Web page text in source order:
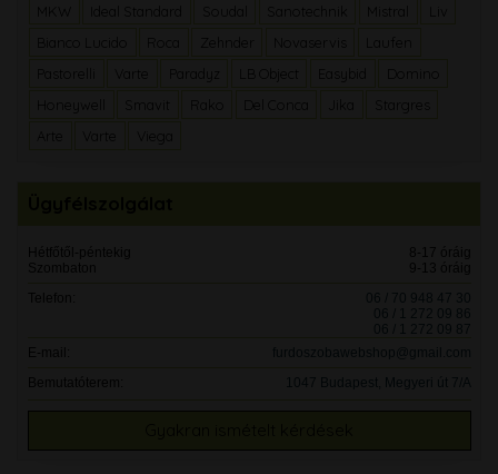
MKW
Ideal Standard Sanotechnik Mistral
Bianco Lucido
Zehnder Novaservis
Laufen
Pastorelli
Varte LB Object
Honeywell
Smavit Del Conca
Stargres
Arte
Varte Viega
Hétfőtől-péntekig
8-17 óráig
Szombaton
9-13 óráig
Telefon:
06 / 70 948 47 30
06 / 1 272 09 86
06 / 1 272 09 87
E-mail:
furdoszobawebshop@gmail.com
Bemutatóterem:
1047 Budapest, Megyeri út 7/A